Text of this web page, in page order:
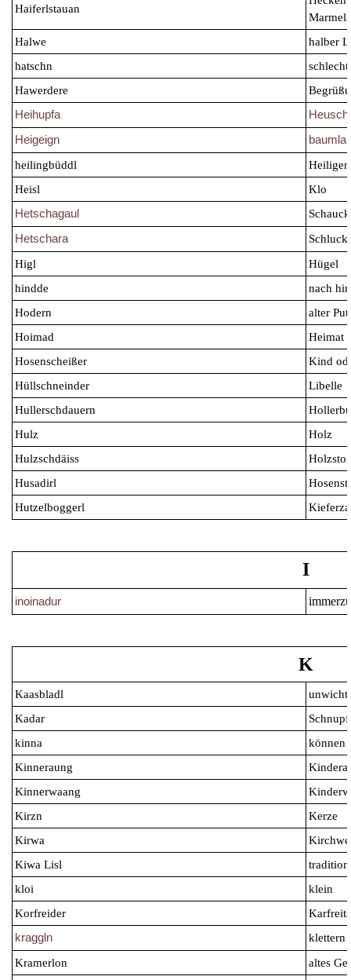
Haiferlstauan
Halwe
halber
hatschn
schlecht
Hawerdere
Heihupfa
Heigeign
heilingbüddl
Heisl
Klo
Hetschagaul
Hetschara
Higl
Hügel
hindde
nach
Hodern
alter
Hoimad
Heimat
Hosenscheißer
Kind
Hüllschneinder
Libelle
Hullerschdauern
Hulz
Holz
Hulzschdäiss
Husadirl
Hutzelboggerl
I
inoinadur immerzu
K
Kaasbladl
Kadar
kinna
können
Kinneraung
Kinnerwaang
Kirzn
Kerze
Kirwa
Kiwa Lisl
kloi
klein
Korfreider
kraggln
klettern
Kramerlon
altes